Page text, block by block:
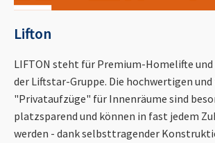
Lifton
LIFTON steht für Premium-Homelifte und
der Liftstar-Gruppe. Die hochwertigen
"Privataufzüge" für Innenräume sind
platzsparend und können in fast jedem
werden - dank selbsttragender